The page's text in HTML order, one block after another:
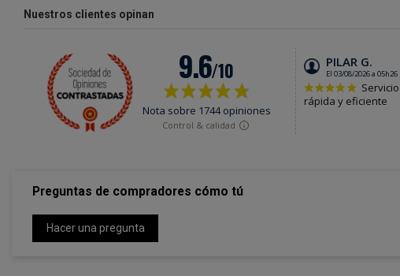
Nuestros clientes opinan
Preguntas de compradores cómo tú
Hacer una pregunta